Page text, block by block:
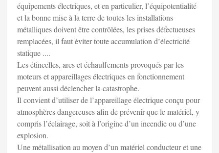
équipements électriques, et en particulier, l’équipotentialité
et la bonne mise à la terre de toutes les installations
métalliques doivent être contrôlées, les prises défectueuses
remplacées, il faut éviter toute accumulation d’électricité
statique ....
Les étincelles, arcs et échauffements provoqués par les
moteurs et appareillages électriques en fonctionnement
peuvent aussi déclencher la catastrophe.
Il convient d’utiliser de l’appareillage électrique conçu pour
atmosphères dangereuses afin de prévenir que le matériel, y
compris l’éclairage, soit à l’origine d’un incendie ou d’une
explosion.
Une métallisation au moyen d’un matériel conducteur et une